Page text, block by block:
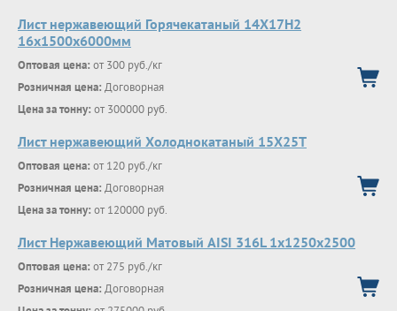
Лист нержавеющий Горячекатаный 14Х17Н2
16x1500x6000мм
Оптовая цена: от 300 руб./кг
Розничная цена: Договорная
Цена за тонну: от 300000 руб.
Лист нержавеющий Холоднокатаный 15X25T
Оптовая цена: от 120 руб./кг
Розничная цена: Договорная
Цена за тонну: от 120000 руб.
Лист Нержавеющий Матовый AISI 316L 1х1250х2500
Оптовая цена: от 275 руб./кг
Розничная цена: Договорная